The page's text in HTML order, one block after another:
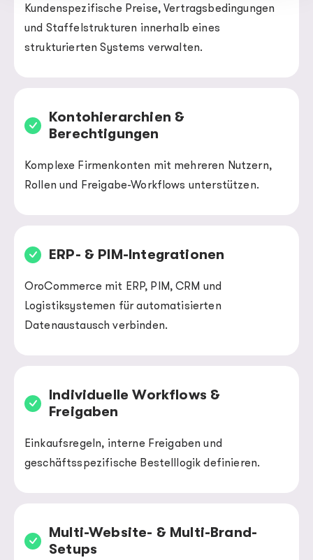
Kundenspezifische Preise, Vertragsbedingungen
und Staffelstrukturen innerhalb eines
strukturierten Systems verwalten.
Kontohierarchien &
Berechtigungen
Komplexe Firmenkonten mit mehreren Nutzern,
Rollen und Freigabe-Workflows unterstützen.
ERP- & PIM-Integrationen
OroCommerce mit ERP, PIM, CRM und
Logistiksystemen für automatisierten
Datenaustausch verbinden.
Individuelle Workflows &
Freigaben
Einkaufsregeln, interne Freigaben und
geschäftsspezifische Bestelllogik definieren.
Multi-Website- & Multi-Brand-
Setups